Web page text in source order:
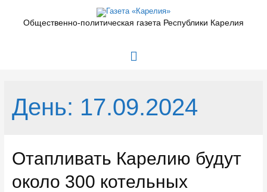
содержимомуОбщественно-политическая газета Республики Карелия
Главное
День: 17.09.2024
Отапливать Карелию будут
около 300 котельных